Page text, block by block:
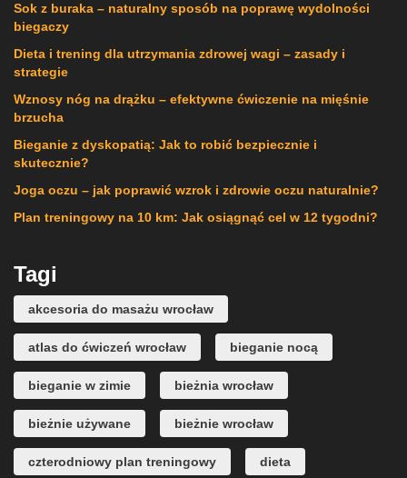
Sok z buraka – naturalny sposób na poprawę wydolności
biegaczy
Dieta i trening dla utrzymania zdrowej wagi – zasady i
strategie
Wznosy nóg na drążku – efektywne ćwiczenie na mięśnie
brzucha
Bieganie z dyskopatią: Jak to robić bezpiecznie i
skutecznie?
Joga oczu – jak poprawić wzrok i zdrowie oczu naturalnie?
Plan treningowy na 10 km: Jak osiągnąć cel w 12 tygodni?
Tagi
akcesoria do masażu wrocław
atlas do ćwiczeń wrocław bieganie nocą
bieganie w zimie bieżnia wrocław
bieżnie używane bieżnie wrocław
czterodniowy plan treningowy dieta